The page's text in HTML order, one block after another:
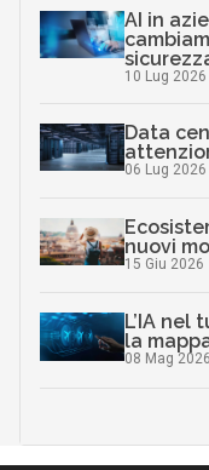
AI in
10 Lug 2026
Data
06 Lug 2026
nuovi
15 Giu 2026
L’IA nel
la
08 Mag 2026